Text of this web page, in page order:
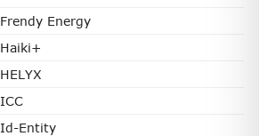
Frendy Energy
Haiki+
HELYX
ICC
Id-Entity